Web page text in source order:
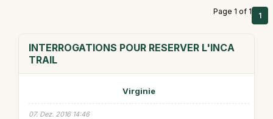
Page 1 of 1 1
INTERROGATIONS POUR RESERVER L'INCA
TRAIL
Virginie
07. Dez. 2016 14:46